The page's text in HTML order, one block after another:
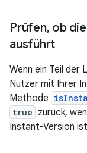
Prüfen, ob
ausführt
Wenn ein Teil der
Nutzer mit Ihrer
Methode
true zurück,
Instant-Version